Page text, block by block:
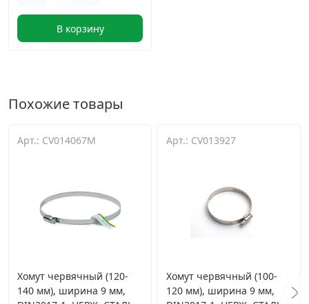
В корзину
Похожие товары
Арт.: CV014067M
Хомут червячный (120-
140 мм), ширина 9 мм,
Арт.: CV013927
Хомут червячный (100-
120 мм), ширина 9 мм,